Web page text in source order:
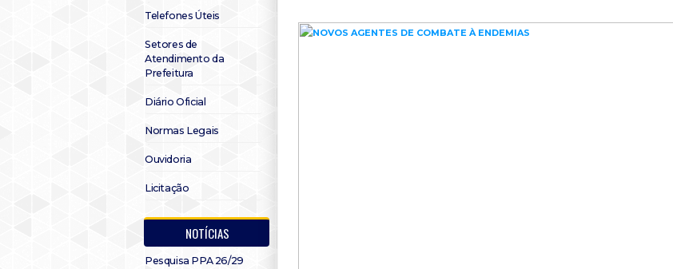
Telefones Úteis
Setores de
Atendimento da
Prefeitura
Diário Oficial
Normas Legais
Ouvidoria
Licitação
NOTÍCIAS
Pesquisa PPA 26/29